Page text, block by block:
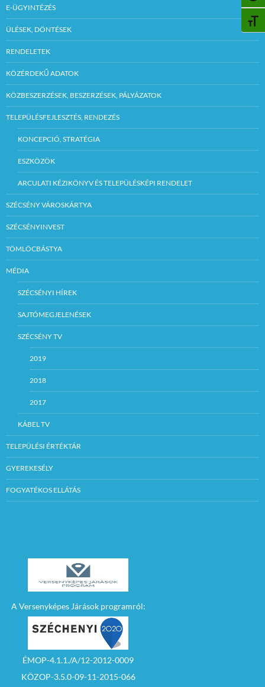
E-ÜGYINTÉZÉS
ÜLÉSEK, DÖNTÉSEK
RENDELETEK
KÖZÉRDEKŰ ADATOK
KÖZBESZERZÉSEK, BESZERZÉSEK, PÁLYÁZATOK
TELEPÜLÉSFEJLESZTÉS, RENDEZÉS
KONCEPCIÓ, STRATÉGIA
ESZKÖZÖK
ARCULATI KÉZIKÖNYV ÉS TELEPÜLÉSKÉPI RENDELET
SZÉCSÉNY VÁROSKÁRTYA
SZÉCSÉNYINVEST
TÖMLÖCBÁSTYA
MÉDIA
SZÉCSÉNYI HÍREK
SAJTÓMEGJELENÉSEK
SZÉCSÉNY TV
2019
2018
2017
KÁBEL TV
TELEPÜLÉSI ÉRTÉKTÁR
GYEREKESÉLY
FOGYATÉKOS ELLÁTÁS
A Versenyképes Járások programról:
ÉMOP-4.1.1./A/12-2012-0009
KÖZOP-3.5.0-09-11-2015-066